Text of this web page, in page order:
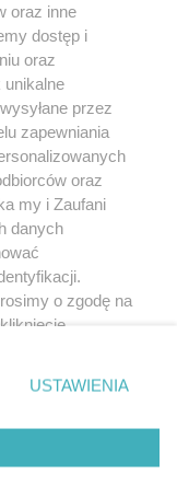
powielany i
sposób (w
polu
w Internecie
użycie lub
prawa, tzn.
i może być ścigane
oraz inne
dostęp i
oraz
unikalne
przez
zapewniania
oraz
my i Zaufani
danych
o zgodę na
prywatności
zgody
się takiemu
tylko
USTAWIENIA